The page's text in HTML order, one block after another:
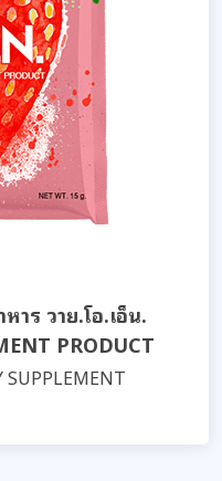
ร วาย.โอ.เอ็น.
PRODUCT
SUPPLEMENT